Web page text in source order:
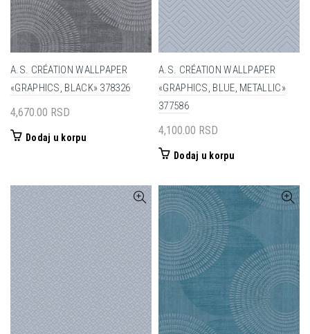
A.S. CRÉATION WALLPAPER
«GRAPHICS, BLACK» 378326
4,670.00 RSD
Dodaj u korpu
A.S. CRÉATION WALLPAPER
«GRAPHICS, BLUE, METALLIC»
377586
4,100.00 RSD
Dodaj u korpu